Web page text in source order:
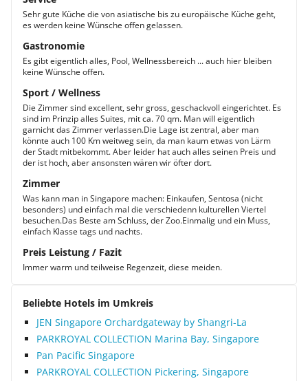
Sehr gute Küche die von asiatische bis zu europäische Küche geht,
es werden keine Wünsche offen gelassen.
Gastronomie
Es gibt eigentlich alles, Pool, Wellnessbereich ... auch hier bleiben
keine Wünsche offen.
Sport / Wellness
Die Zimmer sind excellent, sehr gross, geschackvoll eingerichtet. Es
sind im Prinzip alles Suites, mit ca. 70 qm. Man will eigentlich
garnicht das Zimmer verlassen.Die Lage ist zentral, aber man
könnte auch 100 Km weitweg sein, da man kaum etwas von Lärm
der Stadt mitbekommt. Aber leider hat auch alles seinen Preis und
der ist hoch, aber ansonsten wären wir öfter dort.
Zimmer
Was kann man in Singapore machen: Einkaufen, Sentosa (nicht
besonders) und einfach mal die verschiedenn kulturellen Viertel
besuchen.Das Beste am Schluss, der Zoo.Einmalig und ein Muss,
einfach Klasse tags und nachts.
Preis Leistung / Fazit
Immer warm und teilweise Regenzeit, diese meiden.
Beliebte Hotels im Umkreis
JEN Singapore Orchardgateway by Shangri-La
PARKROYAL COLLECTION Marina Bay, Singapore
Pan Pacific Singapore
PARKROYAL COLLECTION Pickering, Singapore